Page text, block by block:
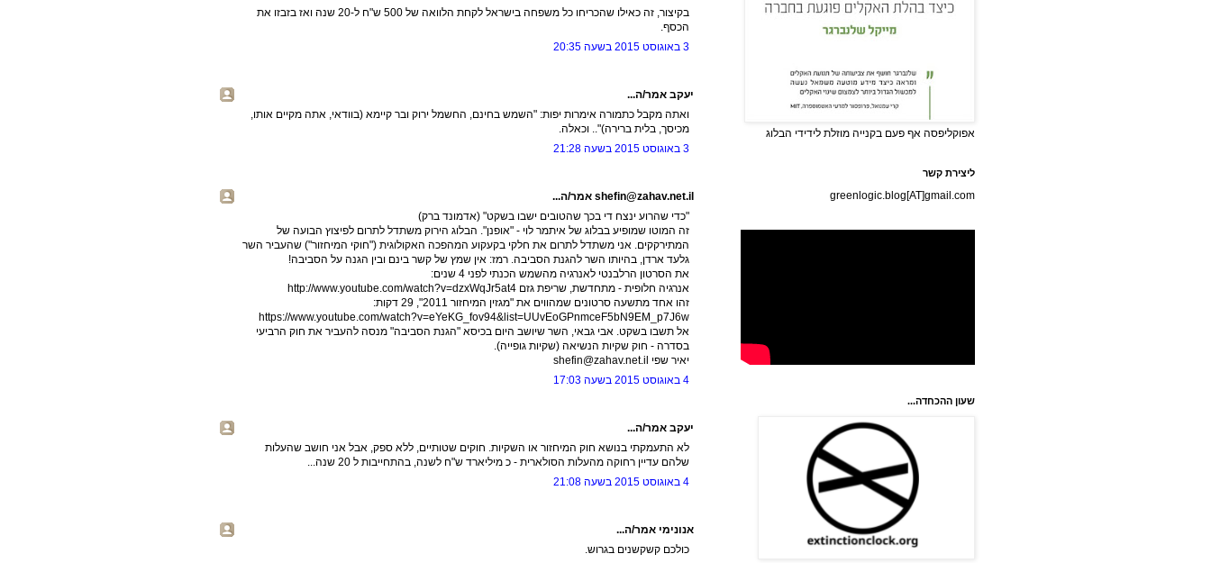
בקיצור, זה כאילו שהכריחו כל משפחה בישראל לקחת הלוואה של 500 ש"ח ל-20 שנה ואז בזבזו את
הכסף.
3 באוגוסט 2015 בשעה 20:35
יעקב אמר/ה...
ואתה מקבל כתמורה אימרות יפות: "השמש בחינם, החשמל ירוק ובר קיימא (בוודאי, אתה מקיים אותו,
מכיסך, בלית ברירה)".. וכאלה.
3 באוגוסט 2015 בשעה 21:28
shefin@zahav.net.il אמר/ה...
"כדי שהרוע ינצח די בכך שהטובים ישבו בשקט" (אדמונד ברק)
זה המוטו שמופיע בבלוג של איתמר לוי - "אופנן". הבלוג הירוק משתדל לתרום לפיצוץ הבועה של
המתירקקים. אני משתדל לתרום את חלקי בקעקוע המהפכה האקולוגית ("חוקי המיחזור") שהעביר השר
גלעד ארדן, בהיותו השר להגנת הסביבה. רמז: אין שמץ של קשר בינם ובין הגנה על הסביבה!
את הסרטון הרלבנטי לאנרגיה מהשמש הכנתי לפני 4 שנים:
אנרגיה חלופית - מתחדשת, שריפת גזם http://www.youtube.com/watch?v=dzxWqJr5at4
זהו אחד מתשעה סרטונים שמהווים את "מגזין המיחזור 2011", 29 דקות:
https://www.youtube.com/watch?v=eYeKG_fov94&list=UUvEoGPnmceF5bN9EM_p7J6w
אל תשבו בשקט. אבי גבאי, השר שיושב היום בכיסא "הגנת הסביבה" מנסה להעביר את חוק הרביעי
בסדרה - חוק שקיות הנשיאה (שקיות גופייה).
יאיר שפי shefin@zahav.net.il
4 באוגוסט 2015 בשעה 17:03
יעקב אמר/ה...
לא התעמקתי בנושא חוק המיחזור או השקיות. חוקים שטותיים, ללא ספק, אבל אני חושב שהעלות
שלהם עדיין רחוקה מהעלות הסולארית - כ מיליארד ש"ח לשנה, בהתחייבות ל 20 שנה...
4 באוגוסט 2015 בשעה 21:08
אנונימי אמר/ה...
כולכם קשקשנים בגרוש.
אפוקליפסה אף פעם בקנייה מוזלת לידידי הבלוג
ליצירת קשר
greenlogic.blog[AT]gmail.com
שעון ההכחדה...